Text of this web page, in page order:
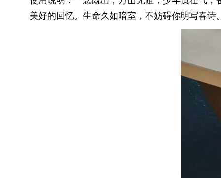
美好的回忆。生命久如暗室，不妨碍你明写春诗